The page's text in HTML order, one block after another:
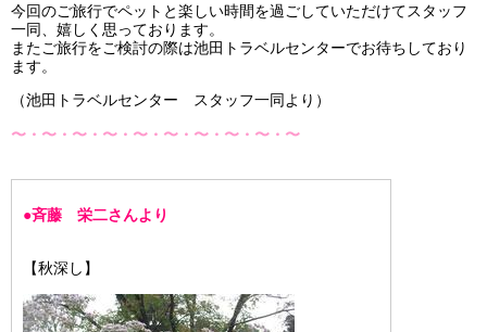
今回のご旅行でペットと楽しい時間を過ごしていただけてスタッフ
一同、嬉しく思っております。
またご旅行をご検討の際は池田トラベルセンターでお待ちしており
ます。
（池田トラベルセンター スタッフ一同より）
〜・〜・〜・〜・〜・〜・〜・〜・〜・〜
●斉藤 栄二さんより
【秋深し】